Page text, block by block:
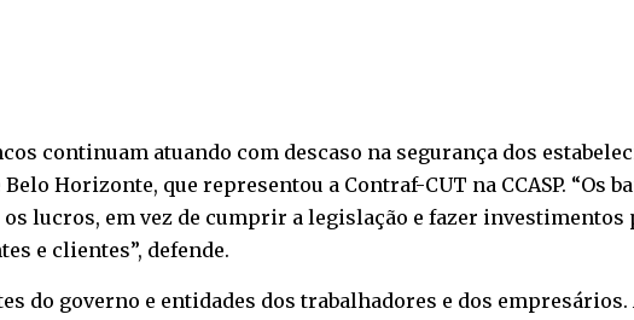
continuam atuando com descaso na segurança dos
Horizonte, que representou a Contraf-CUT na CCASP. “Os
lucros, em vez de cumprir a legislação e fazer
e clientes”, defende.
do governo e entidades dos trabalhadores e dos